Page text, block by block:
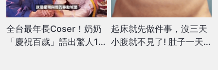
全台最年長Coser！奶奶
「慶祝百歲」語出驚人1句
起床就先做件事，沒三天
小腹就不見了! 肚子一天